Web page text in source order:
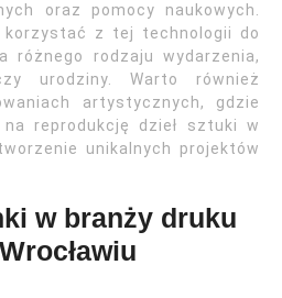
oraz pomocy naukowych.
korzystać z tej technologii do
różnego rodzaju wydarzenia,
urodziny. Warto również
artystycznych, gdzie
reprodukcję dzieł sztuki w
unikalnych projektów
w branży druku